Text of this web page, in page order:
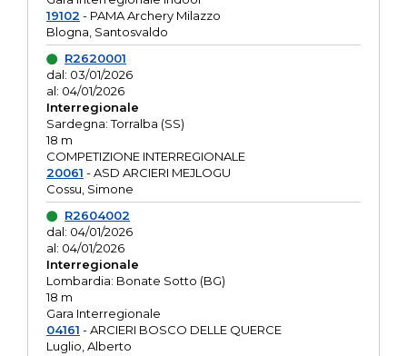
19102 - PAMA Archery Milazzo
Blogna, Santosvaldo
R2620001
dal: 03/01/2026
al: 04/01/2026
Interregionale
Sardegna: Torralba (SS)
18 m
COMPETIZIONE INTERREGIONALE
20061 - ASD ARCIERI MEJLOGU
Cossu, Simone
R2604002
dal: 04/01/2026
al: 04/01/2026
Interregionale
Lombardia: Bonate Sotto (BG)
18 m
Gara Interregionale
04161 - ARCIERI BOSCO DELLE QUERCE
Luglio, Alberto